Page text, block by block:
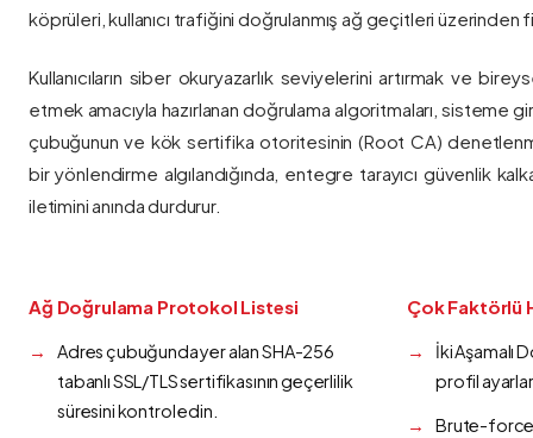
köprüleri, kullanıcı trafiğini doğrulanmış ağ geçitleri üzerinden
Kullanıcıların siber okuryazarlık seviyelerini artırmak ve
etmek amacıyla hazırlanan doğrulama algoritmaları, sisteme
çubuğunun ve kök sertifika otoritesinin (Root CA)
bir yönlendirme algılandığında, entegre tarayıcı güvenlik
iletimini anında durdurur.
Ağ Doğrulama Protokol Listesi
Adres çubuğunda yer alan SHA-256
tabanlı SSL/TLS sertifikasının geçerlilik
süresini kontrol edin.
Çok Faktörlü
İki Aşamalı
profil
Brute-force